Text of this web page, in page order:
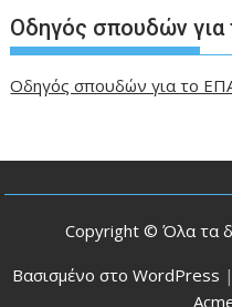
Οδηγός σπουδών
Οδηγός σπουδών για το
Copyright © Όλα τα
Βασισμένο στο WordPress |